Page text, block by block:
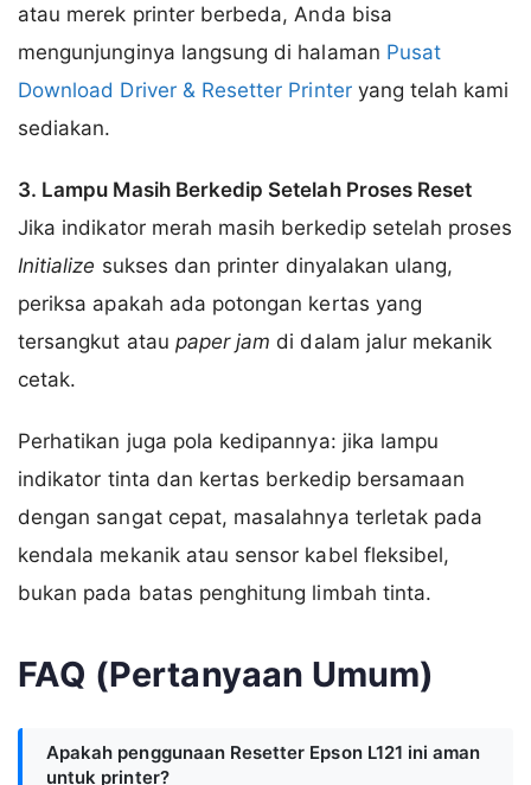
atau merek printer berbeda, Anda bisa
mengunjunginya langsung di halaman Pusat
Download Driver & Resetter Printeryang telah kami
sediakan.
3. Lampu Masih Berkedip Setelah Proses Reset
Jika indikator merah masih berkedip setelah proses
Initialize sukses dan printer dinyalakan ulang,
periksa apakah ada potongan kertas yang
tersangkut atau paper jam di dalam jalur mekanik
cetak.
Perhatikan juga pola kedipannya: jika lampu
indikator tinta dan kertas berkedip bersamaan
dengan sangat cepat, masalahnya terletak pada
kendala mekanik atau sensor kabel fleksibel,
bukan pada batas penghitung limbah tinta.
FAQ (Pertanyaan Umum)
Apakah penggunaan Resetter Epson L121 ini aman
untuk printer?